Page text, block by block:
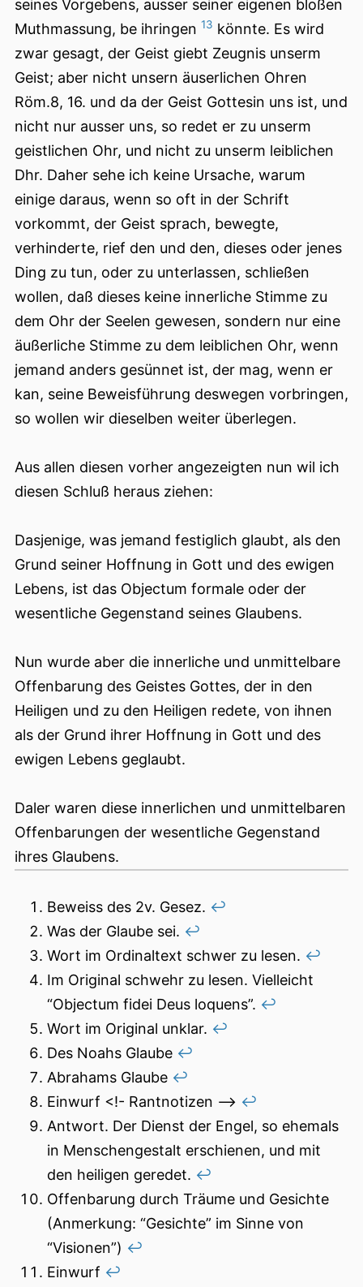
seines Vorgebens, ausser seiner eigenen bloßen
Muthmassung, be ihringen 13 könnte. Es wird
zwar gesagt, der Geist giebt Zeugnis unserm
Geist; aber nicht unsern äuserlichen Ohren
Röm.8, 16. und da der Geist Gottesin uns ist, und
nicht nur ausser uns, so redet er zu unserm
geistlichen Ohr, und nicht zu unserm leiblichen
Dhr. Daher sehe ich keine Ursache, warum
einige daraus, wenn so oft in der Schrift
vorkommt, der Geist sprach, bewegte,
verhinderte, rief den und den, dieses oder jenes
Ding zu tun, oder zu unterlassen, schließen
wollen, daß dieses keine innerliche Stimme zu
dem Ohr der Seelen gewesen, sondern nur eine
äußerliche Stimme zu dem leiblichen Ohr, wenn
jemand anders gesünnet ist, der mag, wenn er
kan, seine Beweisführung deswegen vorbringen,
so wollen wir dieselben weiter überlegen.
Aus allen diesen vorher angezeigten nun wil ich
diesen Schluß heraus ziehen:
Dasjenige, was jemand festiglich glaubt, als den
Grund seiner Hoffnung in Gott und des ewigen
Lebens, ist das Objectum formale oder der
wesentliche Gegenstand seines Glaubens.
Nun wurde aber die innerliche und unmittelbare
Offenbarung des Geistes Gottes, der in den
Heiligen und zu den Heiligen redete, von ihnen
als der Grund ihrer Hoffnung in Gott und des
ewigen Lebens geglaubt.
Daler waren diese innerlichen und unmittelbaren
Offenbarungen der wesentliche Gegenstand
ihres Glaubens.
Beweiss des 2v. Gesez. ↩︎
Was der Glaube sei. ↩︎
Wort im Ordinaltext schwer zu lesen. ↩︎
Im Original schwehr zu lesen. Vielleicht
“Objectum fidei Deus loquens”. ↩︎
Wort im Original unklar. ↩︎
Des Noahs Glaube ↩︎
Abrahams Glaube ↩︎
Einwurf <!- Rantnotizen –> ↩︎
Antwort. Der Dienst der Engel, so ehemals
in Menschengestalt erschienen, und mit
den heiligen geredet. ↩︎
Offenbarung durch Träume und Gesichte
(Anmerkung: “Gesichte” im Sinne von
“Visionen”) ↩︎
Einwurf ↩︎